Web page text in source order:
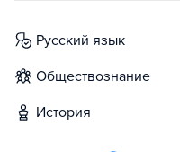
русский язык
обществознание
история